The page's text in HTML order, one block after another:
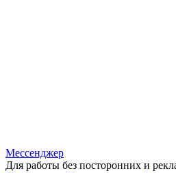
Мессенджер
Для работы без посторонних и